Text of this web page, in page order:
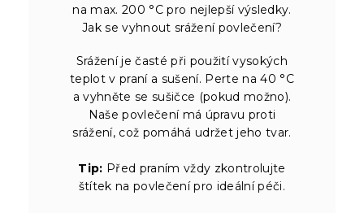
na max. 200 °C pro nejlepší výsledky.
Jak se vyhnout srážení povlečení?
Srážení je časté při použití vysokých
teplot v praní a sušení. Perte na 40 °C
a vyhněte se sušičce (pokud možno).
Naše povlečení má úpravu proti
srážení, což pomáhá udržet jeho tvar.
Tip: Před praním vždy zkontrolujte
štítek na povlečení pro ideální péči.